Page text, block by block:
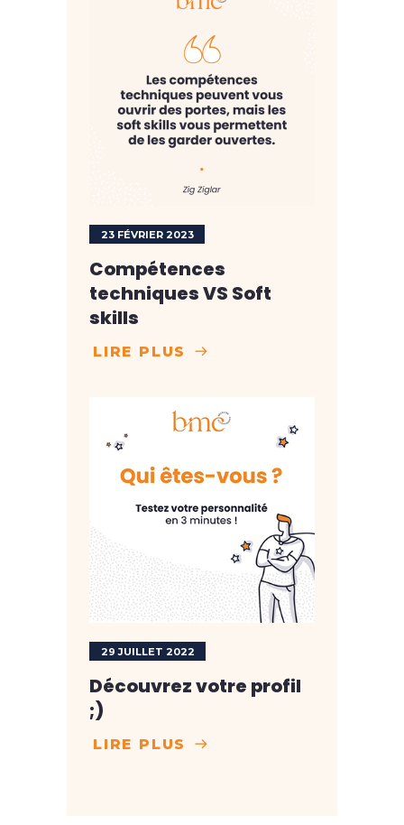
23 FÉVRIER 2023
Compétences
techniques VS Soft
skills
LIRE PLUS
29 JUILLET 2022
Découvrez votre profil
;)
LIRE PLUS